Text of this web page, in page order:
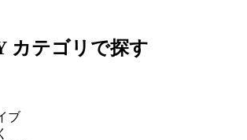
カテゴリで探す
ブ